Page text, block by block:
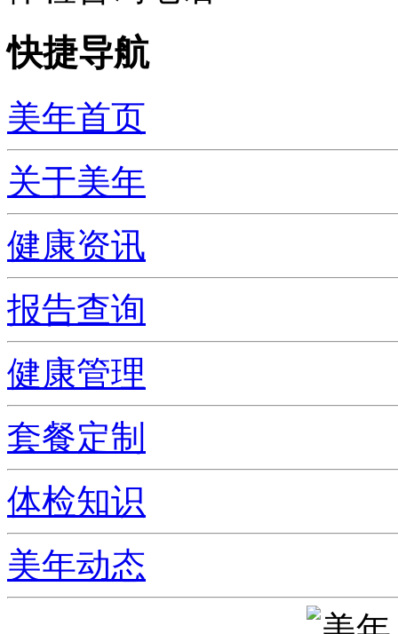
快捷导航
美年首页
关于美年
健康资讯
报告查询
健康管理
套餐定制
体检知识
美年动态